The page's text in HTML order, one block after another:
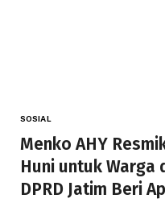
SOSIAL
Menko AHY
Huni untuk Warga
DPRD Jatim Beri